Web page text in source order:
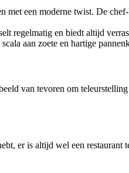
met een moderne twist. De
regelmatig en biedt altijd
aan zoete en hartige
van tevoren om
er is altijd wel een restaurant